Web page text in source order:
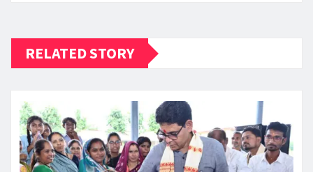
RELATED STORY